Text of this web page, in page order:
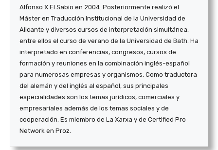
Alfonso X El Sabio en 2004. Posterior­mente realizó el
Máster en Traducción Institucional de la Universidad de
Alicante y diversos cursos de interpretación simultánea,
entre ellos el curso de verano de la Universidad de Bath. Ha
interpretado en conferencias, congresos, cursos de
formación y reuniones en la combinación inglés-español
para numerosas empresas y organismos. Como traductora
del alemán y del inglés al español, sus principales
especialidades son los temas jurídicos, comerciales y
empresariales además de los temas sociales y de
cooperación. Es miembro de La Xarxa y de Certified Pro
Network en Proz.